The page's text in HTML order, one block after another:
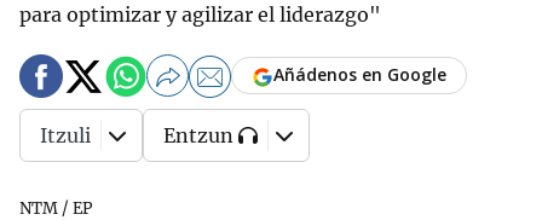
para optimizar y agilizar el liderazgo"
NTM / EP
Añádenos en Google
Itzuli Entzun